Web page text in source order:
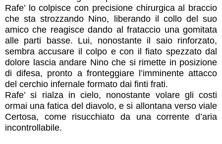
Rafe’ lo colpisce con precisione chirurgica al braccio
che sta strozzando Nino, liberando il collo del suo
amico che reagisce dando al frataccio una gomitata
alle parti basse. Lui, nonostante il saio rinforzato,
sembra accusare il colpo e con il fiato spezzato dal
dolore lascia andare Nino che si rimette in posizione
di difesa, pronto a fronteggiare l’imminente attacco
del cerchio infernale formato dai finti frati.
Rafe’ si rialza in cielo, nonostante volare gli costi
ormai una fatica del diavolo, e si allontana verso viale
Certosa, come risucchiato da una corrente d’aria
incontrollabile.